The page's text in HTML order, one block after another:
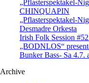
„Pflasterspektakel-
CHINQUAPIN
„Pflasterspektakel-
Desmadre Orkesta
Irish Folk Session
„BODNLOS“
Bunker Bass- Sa 4.7.
Archive